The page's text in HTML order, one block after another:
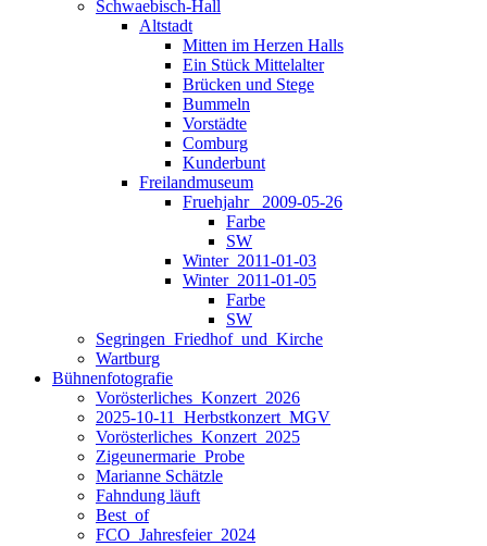
Schwaebisch-Hall
Altstadt
Mitten im Herzen Halls
Ein Stück Mittelalter
Brücken und Stege
Bummeln
Vorstädte
Comburg
Kunderbunt
Freilandmuseum
Fruehjahr _2009-05-26
Farbe
SW
Winter_2011-01-03
Winter_2011-01-05
Farbe
SW
Segringen_Friedhof_und_Kirche
Wartburg
Bühnenfotografie
Vorösterliches_Konzert_2026
2025-10-11_Herbstkonzert_MGV
Vorösterliches_Konzert_2025
Zigeunermarie_Probe
Marianne Schätzle
Fahndung läuft
Best_of
FCO_Jahresfeier_2024